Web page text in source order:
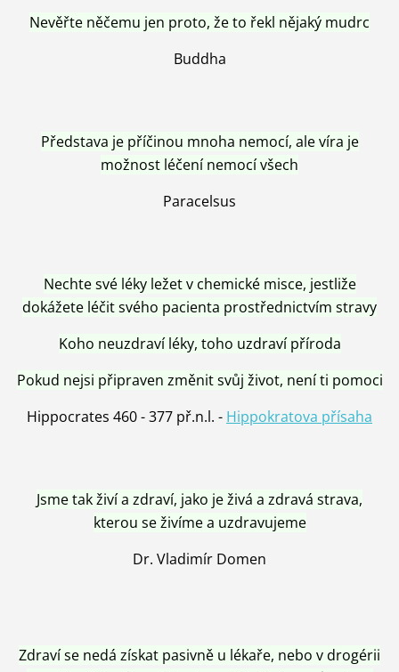
Nevěřte něčemu jen proto, že to řekl nějaký mudrc
Buddha
Představa je příčinou mnoha nemocí, ale víra je
možnost léčení nemocí všech
Paracelsus
Nechte své léky ležet v chemické misce, jestliže
dokážete léčit svého pacienta prostřednictvím stravy
Koho neuzdraví léky, toho uzdraví příroda
Pokud nejsi připraven změnit svůj život, není ti pomoci
Hippocrates 460 - 377 př.n.l. - Hippokratova přísaha
Jsme tak živí a zdraví, jako je živá a zdravá strava,
kterou se živíme a uzdravujeme
Dr. Vladimír Domen
Zdraví se nedá získat pasivně u lékaře, nebo v drogérii